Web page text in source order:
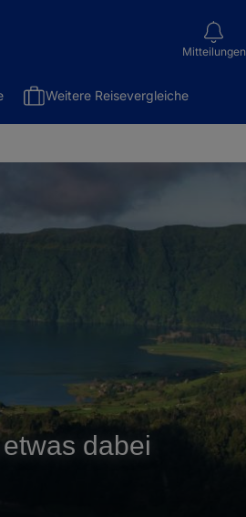
Mitteilungen
Weitere Reisevergleiche
dabei